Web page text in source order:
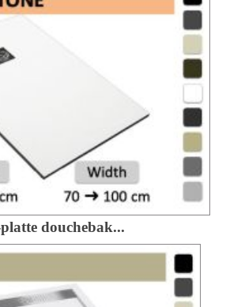
douchebak...